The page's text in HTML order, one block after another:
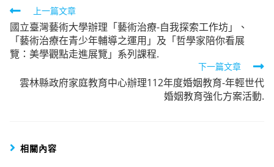
Read
more
articles
上一篇文章
國立臺灣藝術大學辦理「藝術治療-自我探索工作坊」、
「藝術治療在青少年輔導之運用」及「哲學家陪你看展
覽：美學觀點走進展覽」系列課程.
下一篇文章
雲林縣政府家庭教育中心辦理112年度婚姻教育-年輕世代
婚姻教育強化方案活動.
相關內容